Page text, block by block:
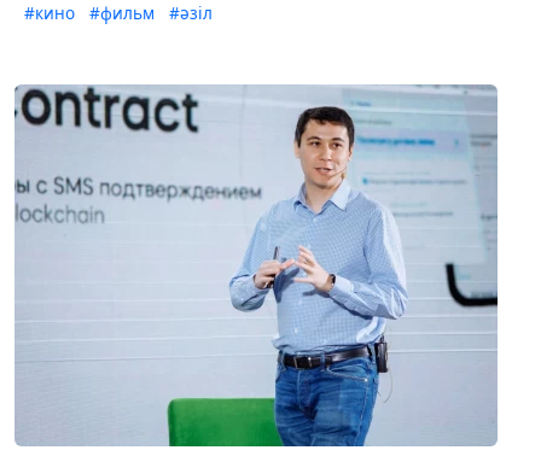
#кино #фильм #әзіл